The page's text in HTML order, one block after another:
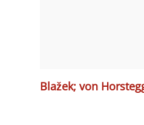
Blažek; von